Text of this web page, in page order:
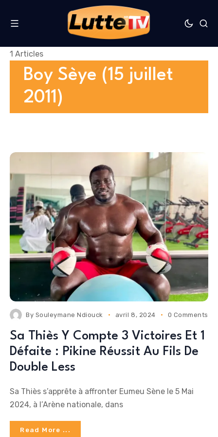
Boy Sèye (15 juillet
2011)
1 Articles
By Souleymane Ndiouck avril 8, 2024 0 Comments
Sa Thiès Y Compte 3 Victoires Et 1
Défaite : Pikine Réussit Au Fils De
Double Less
Sa Thiès s’apprête à affronter Eumeu Sène le 5 Mai
2024, à l’Arène nationale, dans
Read More ...